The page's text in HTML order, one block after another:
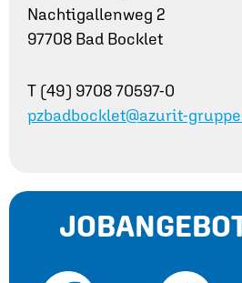
Nachtigallenweg 2
97708 Bad Bocklet
T (49) 9708 70597-0
pzbadbocklet@azurit-